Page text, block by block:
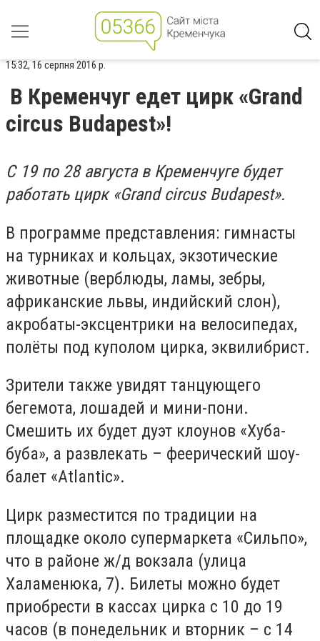
15:32, 16 серпня 2016 р.
В Кременчуг едет цирк «Grand
circus Budapest»!
С 19 по 28 августа в Кременчуге будет
работать цирк «Grand circus Budapest».
В программе представления: гимнасты
на турниках и кольцах, экзотические
животные (верблюды, ламы, зебры,
африканские львы, индийский слон),
акробаты-эксцентрики на велосипедах,
полёты под куполом цирка, эквилибрист.
Зрители также увидят танцующего
бегемота, лошадей и мини-пони.
Смешить их будет дуэт клоунов «Хуба-
буба», а развлекать – феерический шоу-
балет «Atlantic».
Цирк разместится по традиции на
площадке около супермаркета «Сильпо»,
что в районе ж/д вокзала (улица
Халаменюка, 7). Билеты можно будет
приобрести в кассах цирка с 10 до 19
часов (в понедельник и вторник – с 14